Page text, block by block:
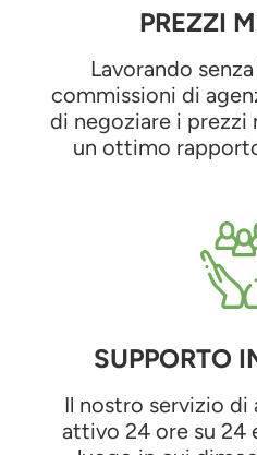
PREZZI
Lavorando
commissioni di
di negoziare i
un ottimo
SUPPORTO
Il nostro servizio di
attivo 24 ore su 24